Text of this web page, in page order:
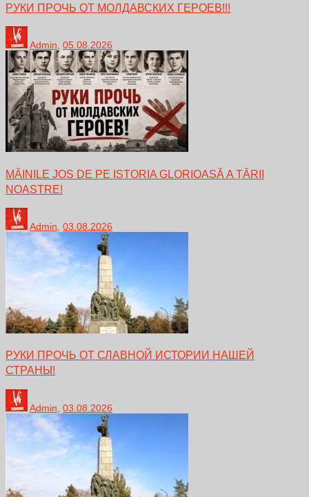
РУКИ ПРОЧЬ ОТ МОЛДАВСКИХ ГЕРОЕВ!!!
Admin, 05.08.2026
MÂINILE JOS DE PE ISTORIA GLORIOASĂ A ȚĂRII
NOASTRE!
Admin 03.08.2026
РУКИ ПРОЧЬ ОТ СЛАВНОЙ ИСТОРИИ НАШЕЙ
СТРАНЫ!
Admin 03.08.2026